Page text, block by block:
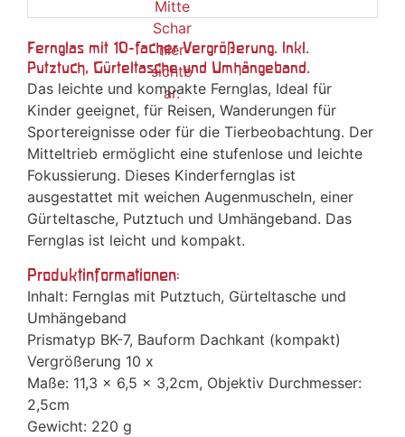
Fernglas mit 10-facher Vergrößerung. Inkl.
Putztuch, Gürteltasche und Umhängeband.
Das leichte und kompakte Fernglas, Ideal für
Kinder geeignet, für Reisen, Wanderungen für
Sportereignisse oder für die Tierbeobachtung. Der
Mitteltrieb ermöglicht eine stufenlose und leichte
Fokussierung. Dieses Kinderfernglas ist
ausgestattet mit weichen Augenmuscheln, einer
Gürteltasche, Putztuch und Umhängeband. Das
Fernglas ist leicht und kompakt.
Produktinformationen:
Inhalt: Fernglas mit Putztuch, Gürteltasche und
Umhängeband
Prismatyp BK-7, Bauform Dachkant (kompakt)
Vergrößerung 10 x
Maße: 11,3 x 6,5 x 3,2cm, Objektiv Durchmesser:
2,5cm
Gewicht: 220 g